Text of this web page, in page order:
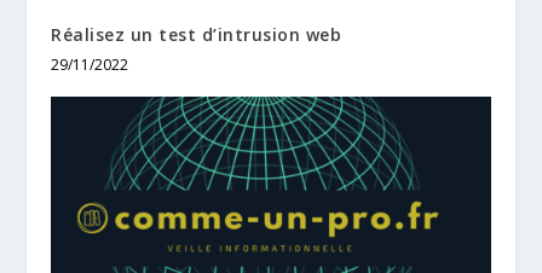
Réalisez un test d’intrusion web
29/11/2022